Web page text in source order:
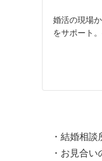
婚活の現場
をサポート
・結婚相
・お見合